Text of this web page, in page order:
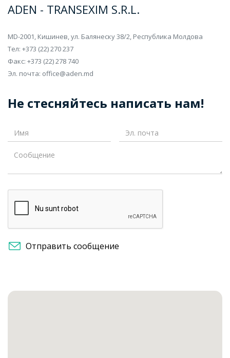
ADEN - TRANSEXIM S.R.L.
MD-2001, Кишинев, ул. Балянеску 38/2, Республика Молдова
Тел: +373 (22) 270 237
Факс: +373 (22) 278 740
Эл. почта: office@aden.md
Не стесняйтесь написать нам!